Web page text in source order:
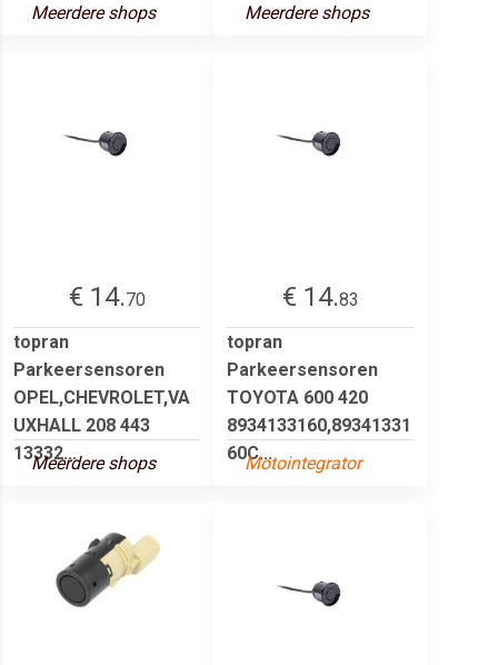
Meerdere shops Meerdere shops
€ 14.70
topran
Parkeersensoren
OPEL,CHEVROLET,VA
UXHALL 208 443
13332...
Meerdere shops
€ 14.83
topran
Parkeersensoren
TOYOTA 600 420
8934133160,89341331
60C...
Motointegrator